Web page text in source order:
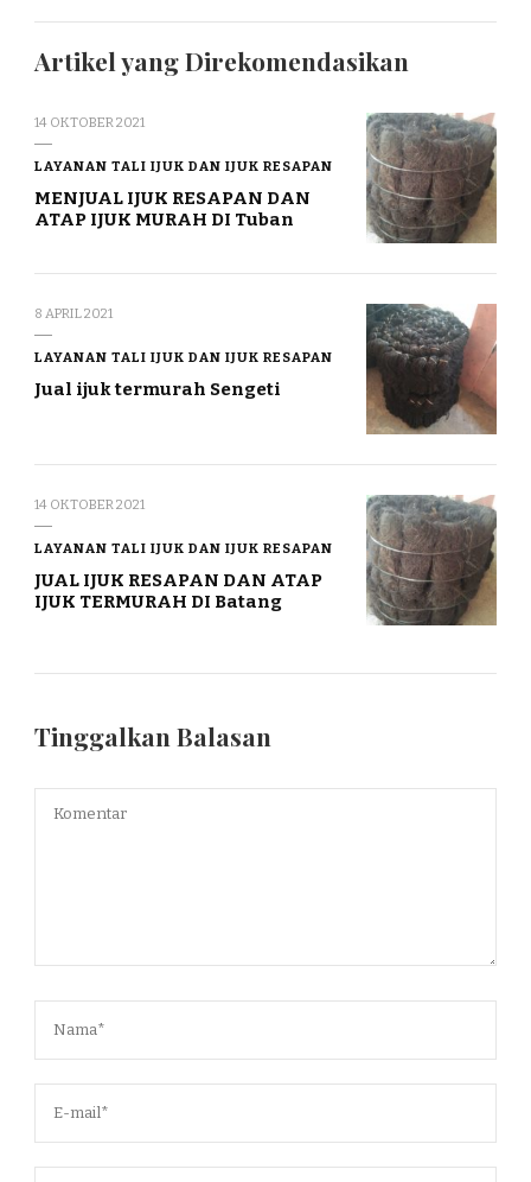
Artikel yang Direkomendasikan
14 OKTOBER 2021
LAYANAN TALI IJUK DAN IJUK RESAPAN
MENJUAL IJUK RESAPAN DAN
ATAP IJUK MURAH DI Tuban
8 APRIL 2021
LAYANAN TALI IJUK DAN IJUK RESAPAN
Jual ijuk termurah Sengeti
14 OKTOBER 2021
LAYANAN TALI IJUK DAN IJUK RESAPAN
JUAL IJUK RESAPAN DAN ATAP
IJUK TERMURAH DI Batang
Tinggalkan Balasan